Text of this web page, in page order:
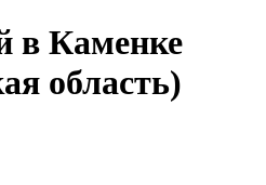
в Каменке
область)